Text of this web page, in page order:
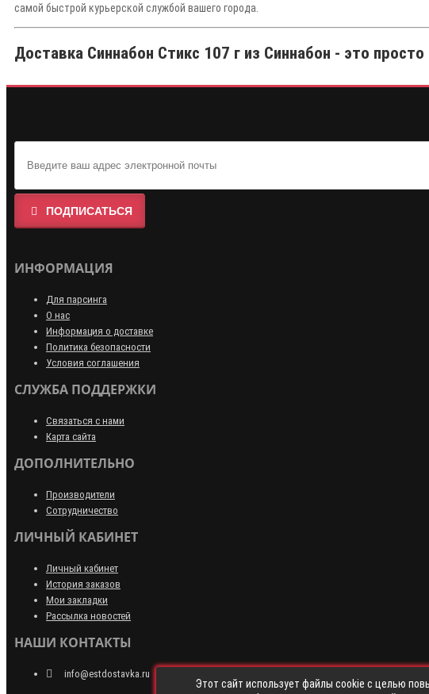
самой быстрой курьерской службой вашего города.
Доставка Синнабон Стикс 107 г из Синнабон - это
ПОДПИСАТЬСЯ
ИНФОРМАЦИЯ
Для парсинга
О нас
Информация о доставке
Политика безопасности
Условия соглашения
СЛУЖБА ПОДДЕРЖКИ
Связаться с нами
Карта сайта
ДОПОЛНИТЕЛЬНО
Производители
Сотрудничество
ЛИЧНЫЙ КАБИНЕТ
Личный кабинет
История заказов
Мои закладки
Рассылка новостей
НАШИ КОНТАКТЫ
info@estdostavka.ru
Этот сайт использует файлы cookie с целью